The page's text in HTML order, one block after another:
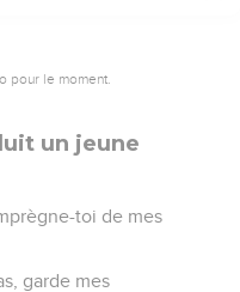
pour le moment.
un jeune
toi de mes
garde mes